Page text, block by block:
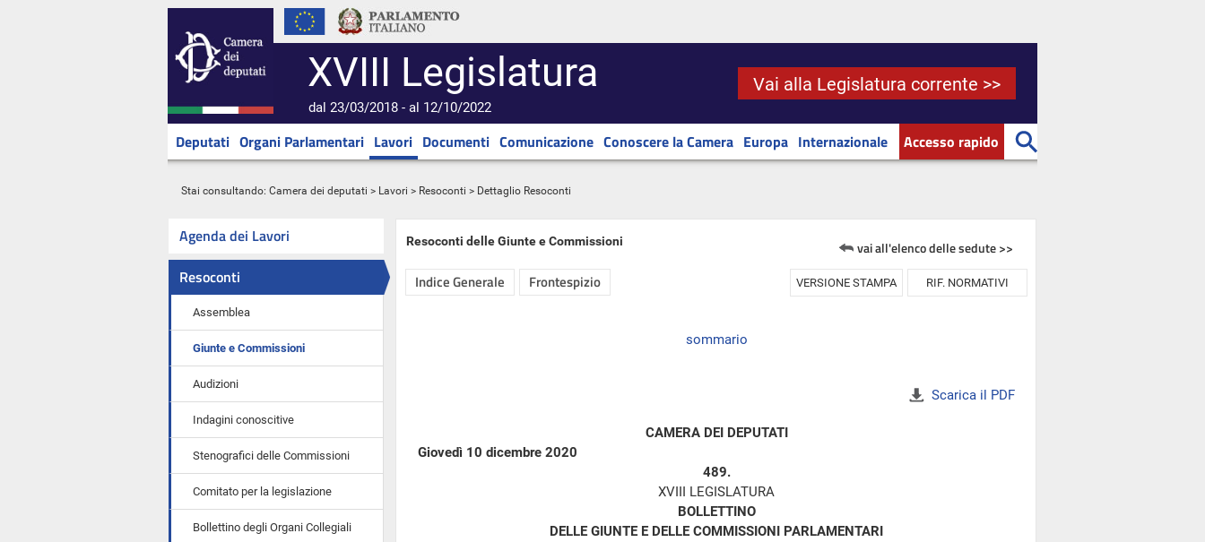
XVIII Legislatura
dal 23/03/2018 - al 12/10/2022
Vai alla Legislatura corrente >>
Deputati Organi Parlamentari Lavori Documenti Comunicazione Conoscere la Camera Europa Internazionale Accesso rapido
Stai consultando: Camera dei deputati > Lavori > Resoconti > Dettaglio Resoconti
Agenda dei Lavori
Resoconti
Assemblea
Giunte e Commissioni
Audizioni
Indagini conoscitive
Stenografici delle Commissioni
Comitato per la legislazione
Bollettino degli Organi Collegiali
Resoconti delle Giunte e Commissioni vai all'elenco delle sedute >>
Indice Generale Frontespizio VERSIONE STAMPA RIF. NORMATIVI
sommario
Scarica il PDF
CAMERA DEI DEPUTATI
Giovedì 10 dicembre 2020
489.
XVIII LEGISLATURA
BOLLETTINO
DELLE GIUNTE E DELLE COMMISSIONI PARLAMENTARI